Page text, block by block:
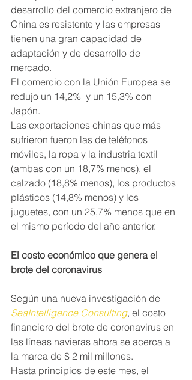
desarrollo del comercio extranjero de
China es resistente y las empresas
tienen una gran capacidad de
adaptación y de desarrollo de
mercado.
El comercio con la Unión Europea se
redujo un 14,2%  y un 15,3% con
Japón.
Las exportaciones chinas que más
sufrieron fueron las de teléfonos
móviles, la ropa y la industria textil
(ambas con un 18,7% menos), el
calzado (18,8% menos), los productos
plásticos (14,8% menos) y los
juguetes, con un 25,7% menos que en
el mismo período del año anterior.
El costo económico que genera el
brote del coronavirus
Según una nueva investigación de
SeaIntelligence Consulting, el costo
financiero del brote de coronavirus en
las líneas navieras ahora se acerca a
la marca de $ 2 mil millones.
Hasta principios de este mes, el